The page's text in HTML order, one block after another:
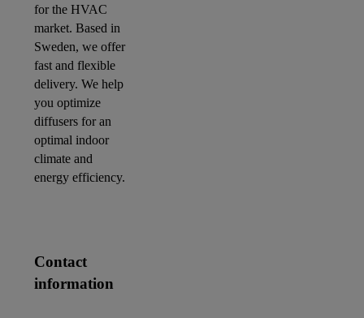
for the HVAC
market. Based in
Sweden, we offer
fast and flexible
delivery. We help
you optimize
diffusers for an
optimal indoor
climate and
energy efficiency.
Contact
information